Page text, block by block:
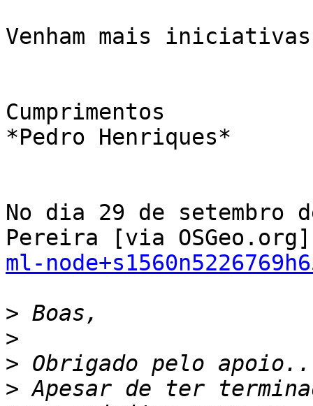
Venham mais
Cumprimentos
*Pedro Henriques*
No dia 29 de setembro
ml-
>
>
>
> Apesar de ter